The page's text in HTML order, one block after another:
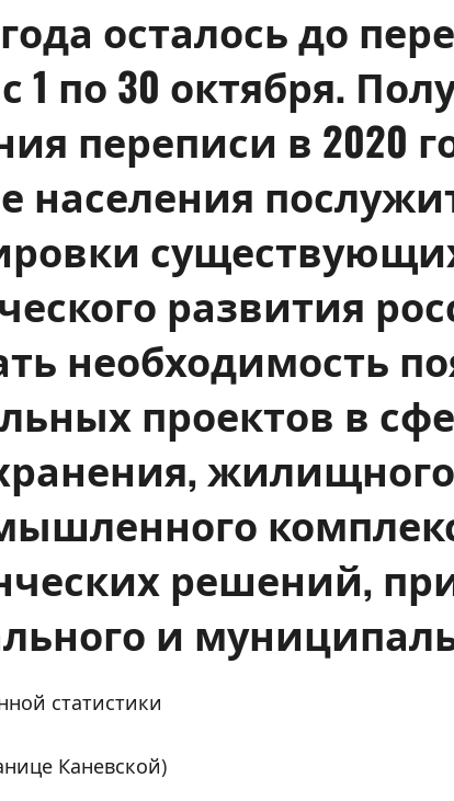
осталось до
1 по 30 октября.
переписи в 2020
населения
развития
необходимость
проектов в
решений,
и
статистики
Каневской)